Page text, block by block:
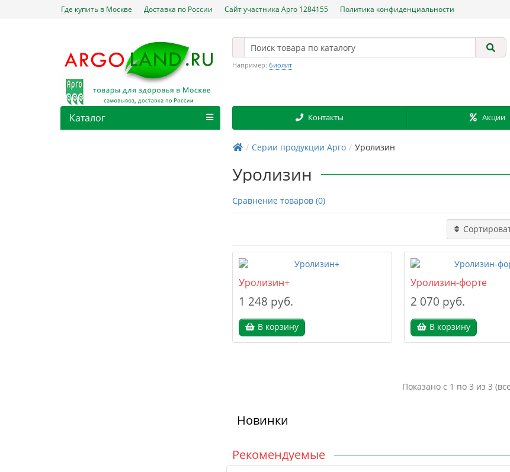
Где купить в Москве Доставка по России Сайт участника Арго 1284155 Политика конфиденциальности
Например: биолит
Контакты Акции
Каталог
Серии продукции Арго Уролизин
Уролизин
Сравнение товаров (0)
Уролизин+
1 248 руб.
В корзину
Уролизин-форте
2 070 руб.
В корзину
Показано с 1 по 3 из 3
Новинки
Рекомендуемые